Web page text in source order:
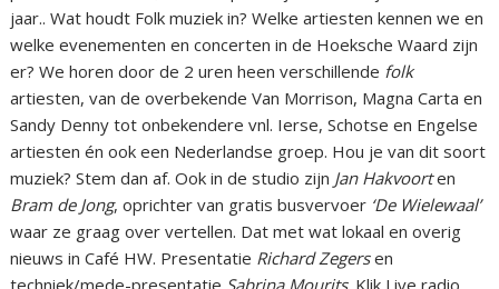
jaar.. Wat houdt Folk muziek in? Welke artiesten kennen we en
welke evenementen en concerten in de Hoeksche Waard zijn
er? We horen door de 2 uren heen verschillende folk
artiesten, van de overbekende Van Morrison, Magna Carta en
Sandy Denny tot onbekendere vnl. Ierse, Schotse en Engelse
artiesten én ook een Nederlandse groep. Hou je van dit soort
muziek? Stem dan af. Ook in de studio zijn Jan Hakvoorten
Bram de Jong, oprichter van gratis busvervoer ‘De Wielewaal’
waar ze graag over vertellen. Dat met wat lokaal en overig
nieuws in Café HW. Presentatie Richard Zegersen